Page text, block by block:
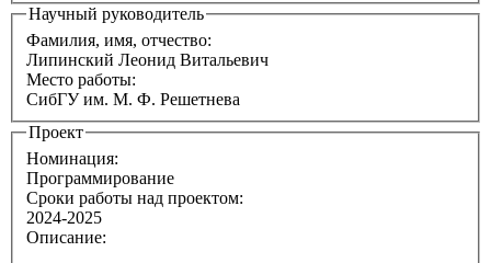
Научный руководитель
Фамилия, имя, отчество:
Липинский Леонид Витальевич
Место работы:
СибГУ им. М. Ф. Решетнева
Проект
Номинация:
Программирование
Сроки работы над проектом:
2024-2025
Описание: